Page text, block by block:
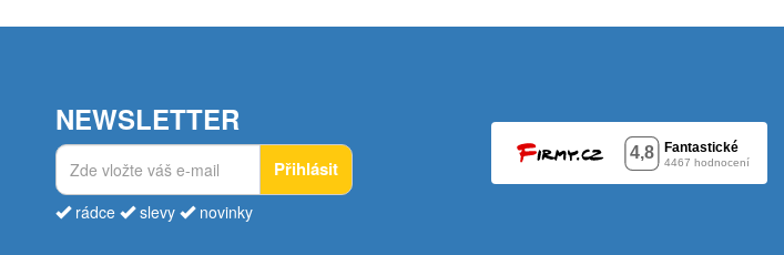
NEWSLETTER
Přihlásit
rádce slevy novinky